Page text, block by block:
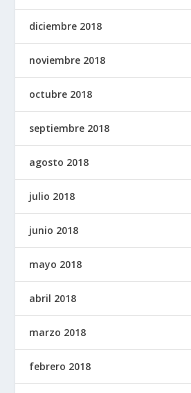
diciembre 2018
noviembre 2018
octubre 2018
septiembre 2018
agosto 2018
julio 2018
junio 2018
mayo 2018
abril 2018
marzo 2018
febrero 2018